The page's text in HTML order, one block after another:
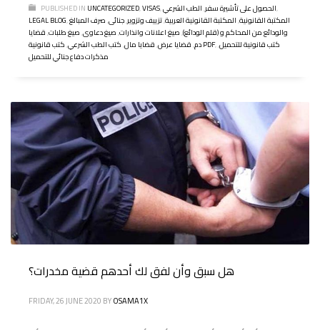
PUBLISHED IN UNCATEGORIZED,VISAS, الحصول على تأشيرة سفر,الطب الشرعي
,
LEGAL BLOG, المكتبة القانونية,المكتبة القانونية العربية,تزييف وتزوير,جنائى,صرف المبالغ
والودائع من المحاكم و (قلم الودائع),صيغ اعلانات وانذارات,صيغ دعاوى,صيغ طلبات,قضايا
دم,قضايا عرض,قضايا مال,كتب الطب الشرعي, كتب قانونية PDF, كتب قانونية للتحميل,
مذكرات دفاع جنائي للتحميل
هل سبق وأن لفق لك أحدهم قضية مخدرات؟
FRIDAY, 26 JUNE 2020 BYOSAMA1X